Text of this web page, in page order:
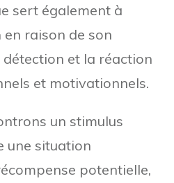
sert également à
raison de son
et la réaction
et motivationnels.
un stimulus
une situation
potentielle,